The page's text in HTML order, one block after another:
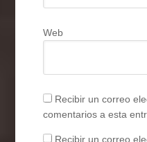
Web
Recibir un correo
comentarios a esta
Recibir un correo